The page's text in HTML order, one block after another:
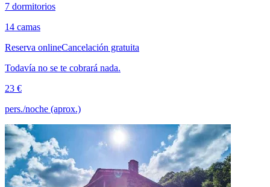
7 dormitorios
14 camas
Reserva onlineCancelación gratuita
Todavía no se te cobrará nada.
23 €
pers./noche (aprox.)